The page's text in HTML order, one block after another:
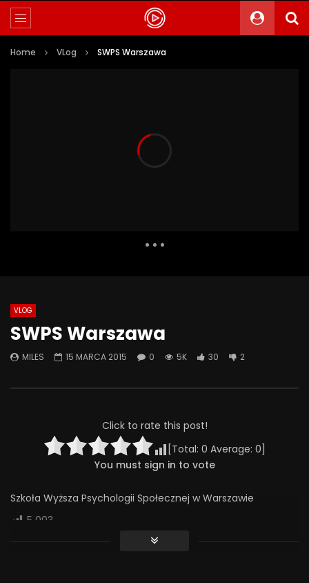
Home VLog SWPS Warszawa
była miejscem bezpiecznym –
4 CZERWCA 2025
seksualne u dzieci i
9 MAJA 2025
VLOG
SWPS Warszawa
MILES 15 MARCA 2015 0 5K 30 2
Click to rate this post!
[Total: 0 Average: 0]
You must sign in to vote
Szkoła Wyższa Psychologii Społecznej w Warszawie
5 003